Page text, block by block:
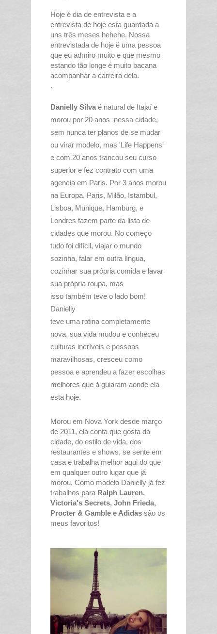
Hoje é dia de entrevista e a
entrevista de hoje esta guardada a
uns três meses hehehe. Nossa
entrevistada de hoje é uma pessoa
que eu admiro muito e que mesmo
estando tão longe é muito bacana
acompanhar a carreira dela.
.
Danielly Silva é natural de Itajaí e
morou por 20 anos nessa cidade,
sem nunca ter planos de se mudar
ou virar modelo, mas 'Life Happens'
e com 20 anos trancou seu curso
superior e fez contrato com uma
agencia em Paris. Por 3 anos morou
na Europa. Paris, Milão, Istambul,
Lisboa, Munique, Hamburg, e
Londres fazem parte da lista de
cidades que morou. No começo
tudo foi difícil, viajar o mundo
sozinha, falar em outra língua,
cozinhar sua própria comida e lavar
sua própria roupa, mas
isso também teve o lado bom!
Danielly
teve uma rotina completamente
nova, sua vida mudou e conheceu
culturas incríveis e pessoas
maravilhosas, cresceu como
pessoa e aprendeu a fazer escolhas
melhores que à guiaram aonde ela
esta hoje.
Morou em Nova York desde março
de 2011, ela conta que gosta da
cidade, do estilo de vida, dos
restaurantes e shows, se sente em
casa e trabalha melhor aqui do que
em qualquer outro lugar que já
morou, Como modelo Danielly já fez
trabalhos para Ralph Lauren,
Victoria's Secrets, John Frieda,
Procter & Gamble e Adidas são os
meus favoritos!